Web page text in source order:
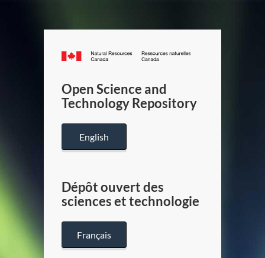
Canada.ca
/
Canada
Open Science and
Technology Repository
English
Dépôt ouvert des
sciences et technologie
Français